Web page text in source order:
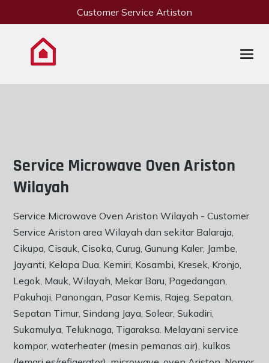
Customer Service Artiston
Service Microwave Oven Ariston
Wilayah
Service Microwave Oven Ariston Wilayah - Customer
Service Ariston area Wilayah dan sekitar Balaraja,
Cikupa, Cisauk, Cisoka, Curug, Gunung Kaler, Jambe,
Jayanti, Kelapa Dua, Kemiri, Kosambi, Kresek, Kronjo,
Legok, Mauk, Wilayah, Mekar Baru, Pagedangan,
Pakuhaji, Panongan, Pasar Kemis, Rajeg, Sepatan,
Sepatan Timur, Sindang Jaya, Solear, Sukadiri,
Sukamulya, Teluknaga, Tigaraksa. Melayani service
kompor, waterheater (mesin pemanas air), kulkas